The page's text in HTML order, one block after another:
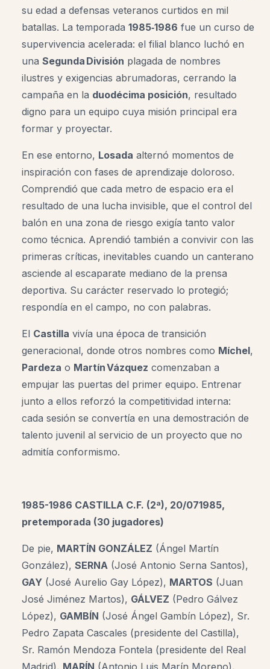
su edad a defensas veteranos curtidos en mil
batallas. La temporada 1985‑1986 fue un curso de
supervivencia acelerada: el filial blanco luchó en
una Segunda División plagada de nombres
ilustres y exigencias abrumadoras, cerrando la
campaña en la duodécima posición, resultado
digno para un equipo cuya misión principal era
formar y proyectar.
En ese entorno, Losada alternó momentos de
inspiración con fases de aprendizaje doloroso.
Comprendió que cada metro de espacio era el
resultado de una lucha invisible, que el control del
balón en una zona de riesgo exigía tanto valor
como técnica. Aprendió también a convivir con las
primeras críticas, inevitables cuando un canterano
asciende al escaparate mediano de la prensa
deportiva. Su carácter reservado lo protegió;
respondía en el campo, no con palabras.
El Castilla vivía una época de transición
generacional, donde otros nombres como Míchel,
Pardeza o Martín Vázquez comenzaban a
empujar las puertas del primer equipo. Entrenar
junto a ellos reforzó la competitividad interna:
cada sesión se convertía en una demostración de
talento juvenil al servicio de un proyecto que no
admitía conformismo.
1985-1986 CASTILLA C.F. (2ª), 20/071985,
pretemporada (30 jugadores)
De pie, MARTÍN GONZÁLEZ (Ángel Martín
González), SERNA (José Antonio Serna Santos),
GAY (José Aurelio Gay López), MARTOS (Juan
José Jiménez Martos), GÁLVEZ (Pedro Gálvez
López), GAMBÍN (José Ángel Gambín López), Sr.
Pedro Zapata Cascales (presidente del Castilla),
Sr. Ramón Mendoza Fontela (presidente del Real
Madrid), MARÍN (Antonio Luis Marín Moreno),